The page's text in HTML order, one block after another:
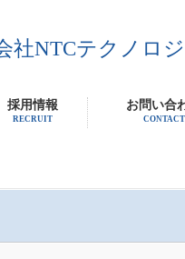
社NTCテクノロ
採用情報
RECRUIT
お問い合
CONTACT